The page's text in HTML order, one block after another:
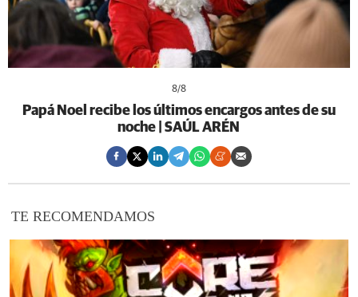
8/8
Papá Noel recibe los últimos encargos antes de su
noche | SAÚL ARÉN
TE RECOMENDAMOS